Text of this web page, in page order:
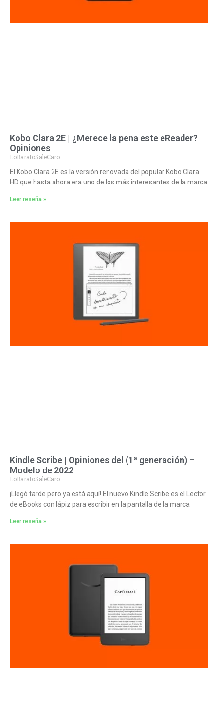
Kobo Clara 2E | ¿Merece la pena este eReader?
Opiniones
LoBaratoSaleCaro
El Kobo Clara 2E es la versión renovada del popular Kobo Clara
HD que hasta ahora era uno de los más interesantes de la marca
Leer reseña »
Kindle Scribe | Opiniones del (1ª generación) –
Modelo de 2022
LoBaratoSaleCaro
¡Llegó tarde pero ya está aquí! El nuevo Kindle Scribe es el Lector
de eBooks con lápiz para escribir en la pantalla de la marca
Leer reseña »